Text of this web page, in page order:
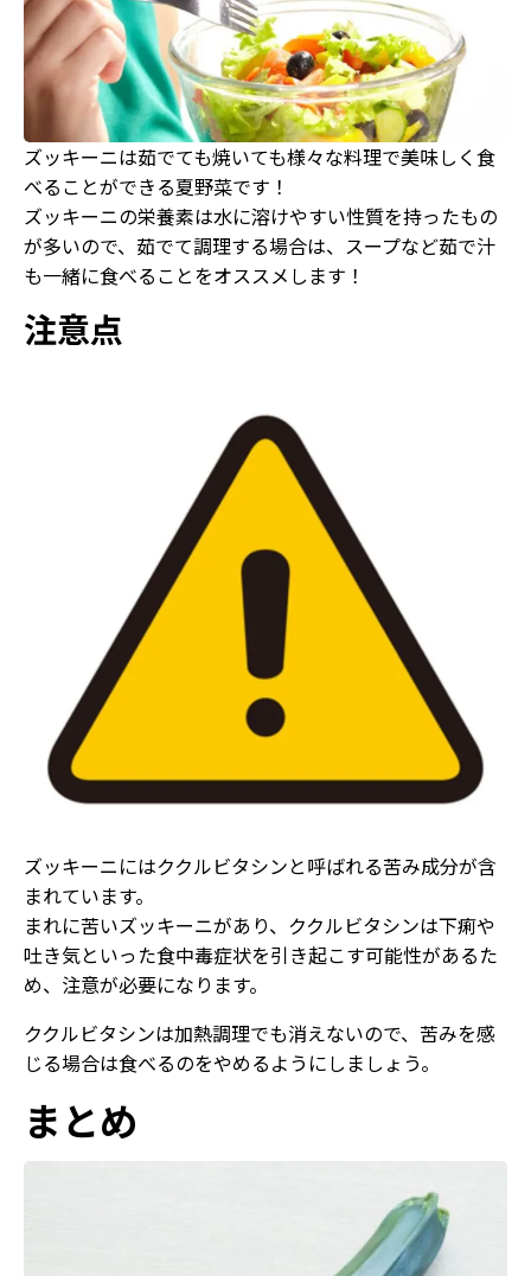
ズッキーニは茹でても焼いても様々な料理で美味しく食
べることができる夏野菜です！
ズッキーニの栄養素は水に溶けやすい性質を持ったもの
が多いので、茹でて調理する場合は、スープなど茹で汁
も一緒に食べることをオススメします！
注意点
ズッキーニにはククルビタシンと呼ばれる苦み成分が含
まれています。
まれに苦いズッキーニがあり、ククルビタシンは下痢や
吐き気といった食中毒症状を引き起こす可能性があるた
め、注意が必要になります。
ククルビタシンは加熱調理でも消えないので、苦みを感
じる場合は食べるのをやめるようにしましょう。
まとめ